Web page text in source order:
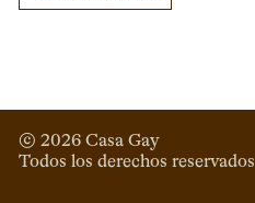
© 2026 Casa Gay
Todos los derechos reservados